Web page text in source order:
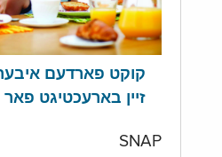
קוקט פארדעם
זיין בארעכטיגט פאר
SNAP